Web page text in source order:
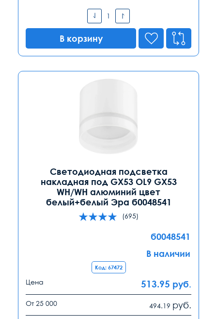
В корзину
Светодиодная подсветка
накладная под GX53 OL9 GX53
WH/WH алюминий цвет
белый+белый Эра б0048541
(695)
б0048541
В наличии
Код: 67472
Цена 513.95 руб.
От 25 000 494.19 руб.